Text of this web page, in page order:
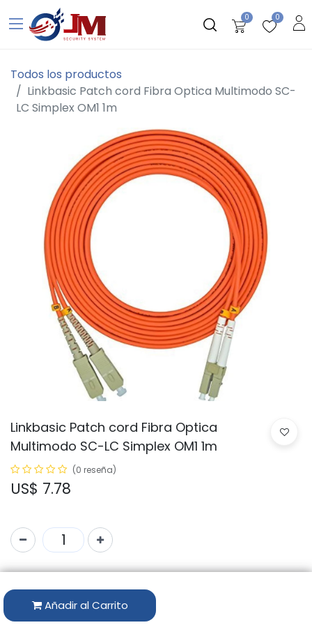
0 0
Todos los productos
Linkbasic Patch cord Fibra Optica Multimodo SC-
LC Simplex OM1 1m
Linkbasic Patch cord Fibra Optica
Multimodo SC-LC Simplex OM1 1m
(0 reseña)
US$ 7.78
Añadir al Carrito
Código:
Marca:LINKBASIC